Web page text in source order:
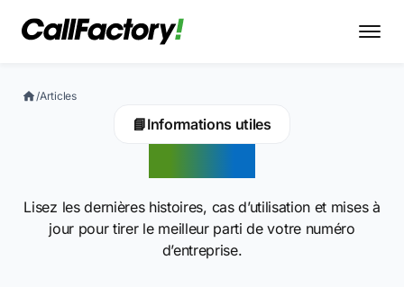
/Articles
📘Informations utiles
Lisez les dernières histoires, cas d’utilisation et mises à
jour pour tirer le meilleur parti de votre numéro
d’entreprise.